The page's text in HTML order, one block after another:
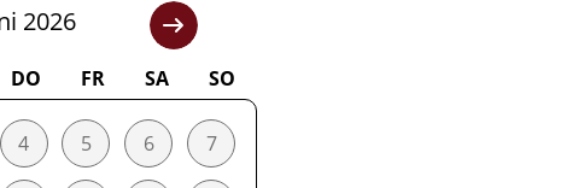
2026
DO FR SA SO
4 5 6 7